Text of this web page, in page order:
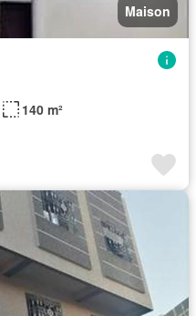
Maison
140 m²